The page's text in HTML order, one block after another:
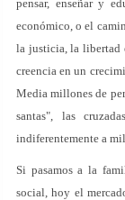
pensar, enseñar y
económico, o el
la justicia, la libertad
creencia en un
Media millones de
santas", las
indiferentemente a
Si pasamos a la
social, hoy el